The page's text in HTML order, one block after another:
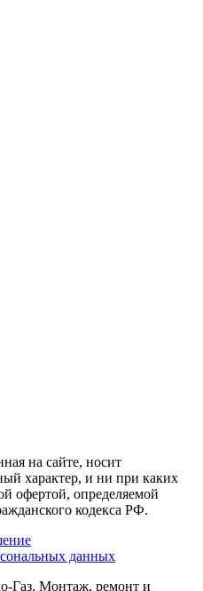
на сайте, носит
характер, и ни при каких
офертой, определяемой
кодекса РФ.
данных
Газ. Монтаж, ремонт и